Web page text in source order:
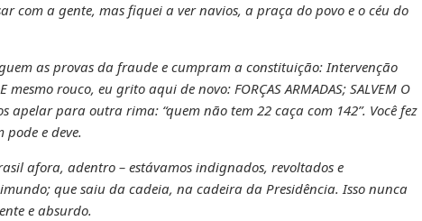
com a gente, mas fiquei a ver navios, a praça do povo e o céu do
as provas da fraude e cumpram a constituição: Intervenção
rouco, eu grito aqui de novo: FORÇAS ARMADAS; SALVEM O
apelar para outra rima: “quem não tem 22 caça com 142”. Você fez
e deve.
afora, adentro – estávamos indignados, revoltados e
que saiu da cadeia, na cadeira da Presidência. Isso nunca
e absurdo.